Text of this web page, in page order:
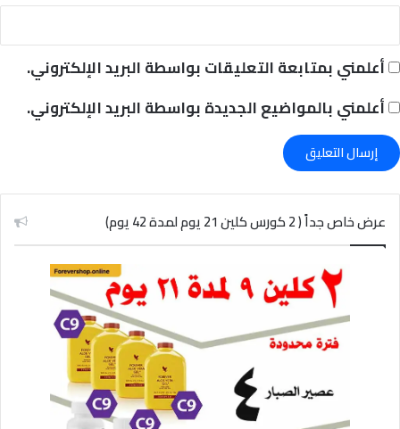
أعلمني بمتابعة التعليقات بواسطة البريد الإلكتروني.
أعلمني بالمواضيع الجديدة بواسطة البريد الإلكتروني.
عرض خاص جداً ( 2 كورس كلين 21 يوم لمدة 42 يوم)